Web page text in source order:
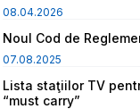
08.04.2026
Noul Cod de
07.08.2025
Lista staţiilor TV
“must carry”